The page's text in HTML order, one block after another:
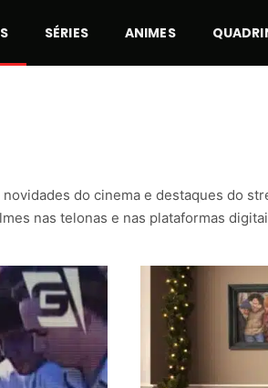
SÉRIES ANIMES
do cinema e destaques do
nas telonas e nas plataformas